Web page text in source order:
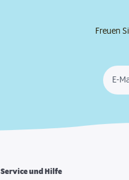
Freuen
E-
Service und Hilfe